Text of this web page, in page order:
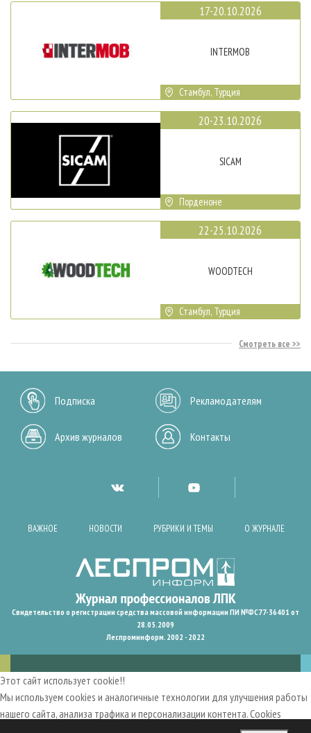
17-20.10.2026
INTERMOB
Стамбул, Турция
20-23.10.2026
SICAM
Порденоне
22-25.10.2026
WOODTECH
Стамбул, Турция
Смотреть все
Подписка Рекламодателям
Архив журналов Контакты
ВАЖНОЕ НОВОСТИ РУБРИКИ И ТЕМЫ О ЖУРНАЛЕ
Свидетельство о регистрации средства массовой информации ПИ №ФС77-36401 от
28.05.2009
Леспроминформ. 2002 - 2022
Этот сайт использует cookie!!
Мы используем cookies и аналогичные технологии для улучшения работы
нашего сайта, анализа трафика и персонализации контента. Cookies